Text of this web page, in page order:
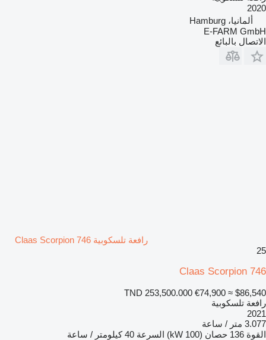
2020
ألمانيا، Hamburg
E-FARM GmbH
الاتصال بالبائع
رافعة تلسكوبية Claas Scorpion 746
25
Claas Scorpion 746
TND 253,500.000 €74,900 ≈ $86,540
رافعة تلسكوبية
2021
3.077 متر / ساعة
القوة 136 حصان (100 kW) السرعة 40 كيلومتر / ساعة